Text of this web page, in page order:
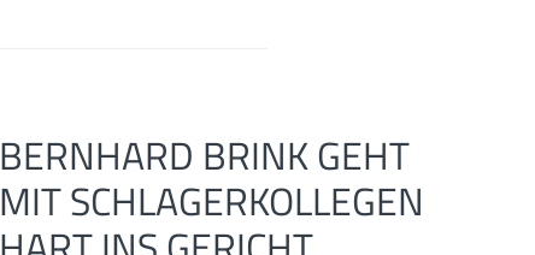
BERNHARD BRINK GEHT
MIT SCHLAGERKOLLEGEN